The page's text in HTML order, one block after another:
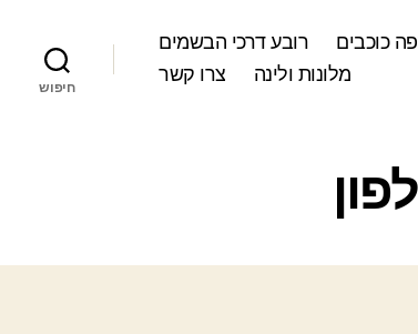
כוכבים
רובע דרכי הבשמים
מלונות ולינה
צרו קשר
חיפוש